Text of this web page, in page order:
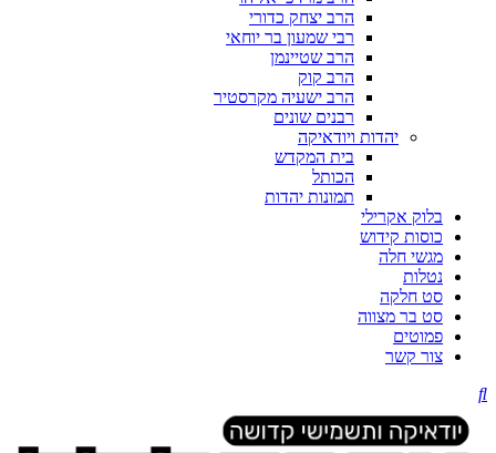
הרב יצחק כדורי
רבי שמעון בר יוחאי
הרב שטיינמן
הרב קוק
הרב ישעיה מקרסטיר
רבנים שונים
יהדות ויודאיקה
בית המקדש
הכותל
תמונות יהדות
בלוק אקרילי
כוסות קידוש
מגשי חלה
נטלות
סט חלקה
סט בר מצווה
פמוטים
צור קשר